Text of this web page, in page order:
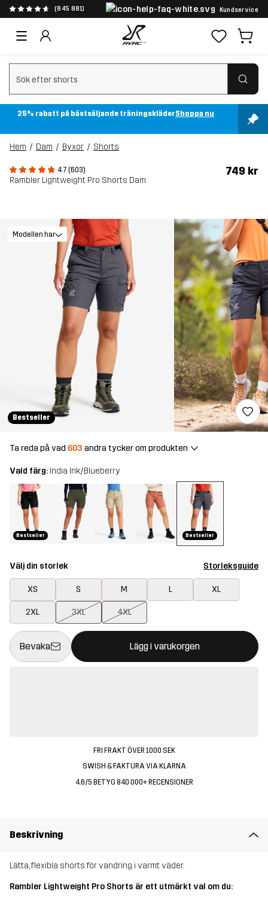
(845 881) Kundservice
Rensa sök
25% rabatt på bästsäljande träningskläderShoppa nu
Hem Dam Byxor Shorts
4.7 (603)
Rambler Lightweight Pro Shorts Dam
749 kr
Bestseller
Modellen har
Ta reda på vad 603 andra tycker om produkten
Vald färg: India Ink/Blueberry
Bestseller Bestseller
Välj din storlek Storleksguide
XS S M L XL
2XL 3XL 4XL
Bevaka Lägg i varukorgen
Denna knapp kommer att öppna en modal som bekräftar en ny
{{size}} inte tillgänglig
FRI FRAKT ÖVER 1000 SEK
SWISH & FAKTURA VIA KLARNA
4.6/5 BETYG 840 000+ RECENSIONER
Beskrivning
Lätta, flexibla shorts för vandring i varmt väder.
Rambler Lightweight Pro Shorts är ett utmärkt val om du: